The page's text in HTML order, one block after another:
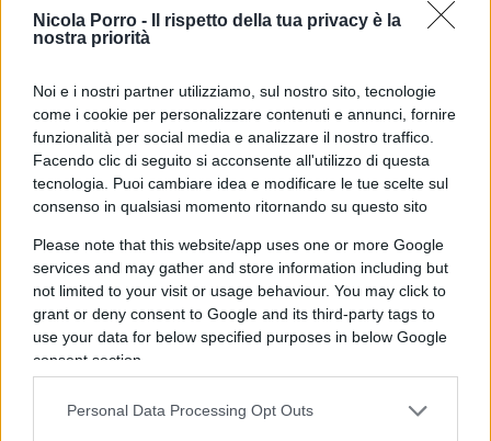
Nicola Porro -
Il rispetto della tua privacy è la
nostra priorità
Noi e i nostri partner utilizziamo, sul nostro sito, tecnologie
come i cookie per personalizzare contenuti e annunci, fornire
funzionalità per social media e analizzare il nostro traffico.
Facendo clic di seguito si acconsente all'utilizzo di questa
tecnologia. Puoi cambiare idea e modificare le tue scelte sul
consenso in qualsiasi momento ritornando su questo sito
Please note that this website/app uses one or more Google
services and may gather and store information including but
not limited to your visit or usage behaviour. You may click to
grant or deny consent to Google and its third-party tags to
use your data for below specified purposes in below Google
consent section.
Personal Data Processing Opt Outs
navali militari senza depilazione”.Abou
Souhamoro,“Tontologia del diritto al lusso”.
felici nella Modena “anarchica” e gucciniana”. Lella
Schlein: “Blinda la supercazzola con
scappellamento di fuochi fatui, da sardina a
segretaria è un volo a planare”.
Dulcis in fundo,il duo Piccolotti Scuderi,“Anche
tu puoi farcela se spari abbastanza cazzate”. Al
campeggio comunista non si sa se andranno a
centinaia, ma probabilmente sì perché sono
moltissimi i fannulloni che alla vita chiedono solo
una eterna vacanza comunista scandita da canne